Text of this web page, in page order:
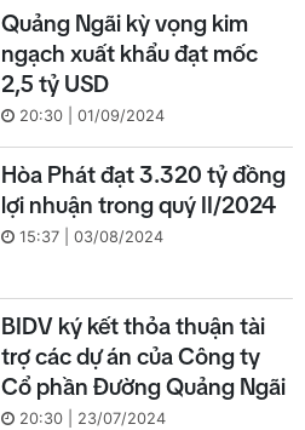
Quảng Ngãi kỳ vọng kim
ngạch xuất khẩu đạt mốc
2,5 tỷ USD
20:30 | 01/09/2024
Hòa Phát đạt 3.320 tỷ đồng
lợi nhuận trong quý II/2024
15:37 | 03/08/2024
BIDV ký kết thỏa thuận tài
trợ các dự án của Công ty
Cổ phần Đường Quảng Ngãi
20:30 | 23/07/2024